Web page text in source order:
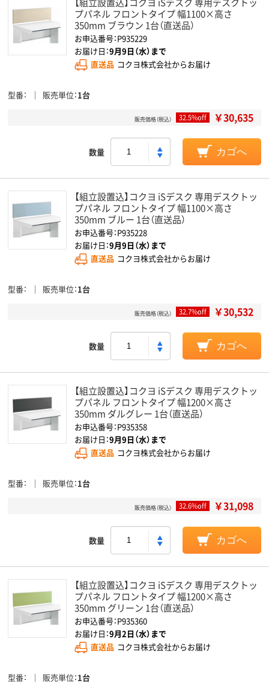
プパネル フロントタイプ 幅1100×高さ
350mm ブラウン 1台（直送品）
お申込番号：P935229
お届け日：9月9日（水）まで
直送品 コクヨ株式会社からお届け
型番 販売単位 1台
販売価格（税込） 32.5%off ￥30,635
数量 カゴへ
【組立設置込】コクヨ iSデスク 専用デスクトッ
プパネル フロントタイプ 幅1100×高さ
350mm ブルー 1台（直送品）
お申込番号：P935228
お届け日：9月9日（水）まで
直送品 コクヨ株式会社からお届け
型番 販売単位 1台
販売価格（税込） 32.7%off ￥30,532
数量 カゴへ
【組立設置込】コクヨ iSデスク 専用デスクトッ
プパネル フロントタイプ 幅1200×高さ
350mm ダルグレー 1台（直送品）
お申込番号：P935358
お届け日：9月9日（水）まで
直送品 コクヨ株式会社からお届け
型番 販売単位 1台
販売価格（税込） 32.6%off ￥31,098
数量 カゴへ
【組立設置込】コクヨ iSデスク 専用デスクトッ
プパネル フロントタイプ 幅1200×高さ
350mm グリーン 1台（直送品）
お申込番号：P935360
お届け日：9月2日（水）まで
直送品 コクヨ株式会社からお届け
型番 販売単位 1台